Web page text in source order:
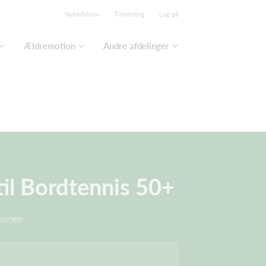
Nyhedsbrev Tilmelding Log på
Ældremotion Andre afdelinger
Bordtennis 50+